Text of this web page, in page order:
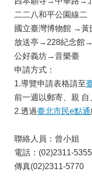
二二八和平公園線二
國立臺灣博物館 →
放送亭→228紀念館
公好義坊→音樂臺
申請方式：
1.導覽申請表格請至
前一週以郵寄、親 自
2.透過臺北市民e點通
聯絡人員：曾小姐
電話：(02)2311-
傳真(02)2311-5770